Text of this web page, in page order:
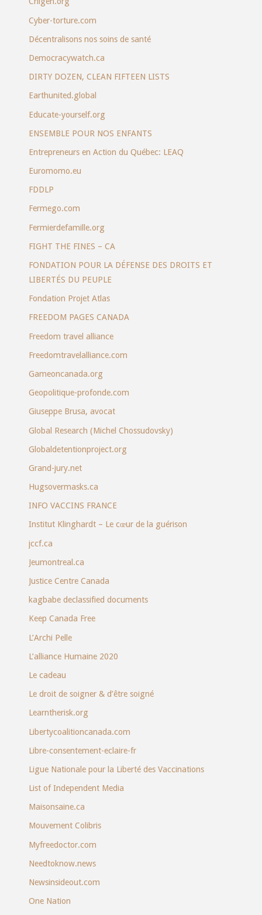
Cyber-torture.com
Décentralisons nos soins de santé
Democracywatch.ca
DIRTY DOZEN, CLEAN FIFTEEN LISTS
Earthunited.global
Educate-yourself.org
ENSEMBLE POUR NOS ENFANTS
Entrepreneurs en Action du Québec: LEAQ
Euromomo.eu
FDDLP
Fermego.com
Fermierdefamille.org
FIGHT THE FINES – CA
FONDATION POUR LA DÉFENSE DES DROITS ET
LIBERTÉS DU PEUPLE
Fondation Projet Atlas
FREEDOM PAGES CANADA
Freedom travel alliance
Freedomtravelalliance.com
Gameoncanada.org
Geopolitique-profonde.com
Giuseppe Brusa, avocat
Global Research (Michel Chossudovsky)
Globaldetentionproject.org
Grand-jury.net
Hugsovermasks.ca
INFO VACCINS FRANCE
Institut Klinghardt – Le cœur de la guérison
jccf.ca
Jeumontreal.ca
Justice Centre Canada
kagbabe declassified documents
Keep Canada Free
L’Archi Pelle
L’alliance Humaine 2020
Le cadeau
Le droit de soigner & d’être soigné
Learntherisk.org
Libertycoalitioncanada.com
Libre-consentement-eclaire-fr
Ligue Nationale pour la Liberté des Vaccinations
List of Independent Media
Maisonsaine.ca
Mouvement Colibris
Myfreedoctor.com
Needtoknow.news
Newsinsideout.com
One Nation